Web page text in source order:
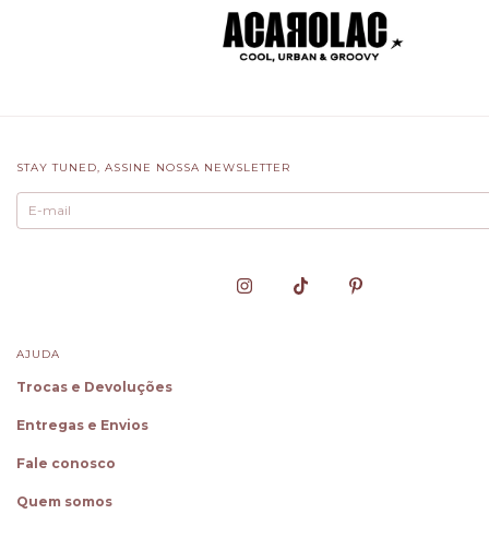
STAY TUNED, ASSINE NOSSA NEWSLETTER
AJUDA
Trocas e Devoluções
Entregas e Envios
Fale conosco
Quem somos